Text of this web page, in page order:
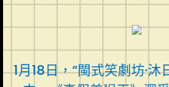
1月18日，“閩式笑劇坊·